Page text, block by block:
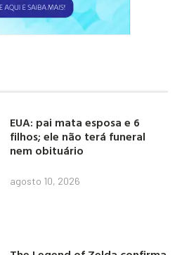
EUA: pai mata esposa e 6
filhos; ele não terá funeral
nem obituário
agosto 10, 2026